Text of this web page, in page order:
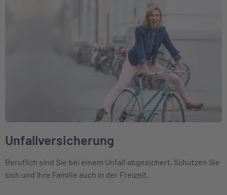
Unfallversicherung
Beruflich sind Sie bei einem Unfall abgesichert. Schützen Sie
sich und Ihre Familie auch in der Freizeit.